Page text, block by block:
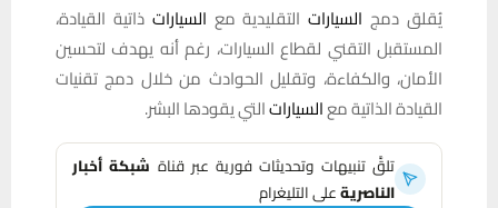
يُقلق دمج السياراتالتقليدية مع السيارات ذاتية القيادة،
المستقبل التقني لقطاع السيارات، رغم أنه يهدف لتحسين
الأمان، والكفاءة، وتقليل الحوادث من خلال دمج تقنيات
القيادة الذاتية معالسياراتالتي يقودها البشر.
تلقَّ تنبيهات وتحديثات فورية عبر قناة شبكة أخبار
الناصريةعلى التليغرام